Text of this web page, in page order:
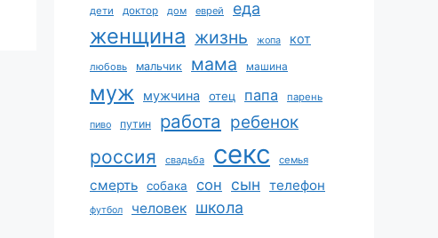
дети доктор дом еврей еда
женщина жизнь жопа кот
любовь мальчик мама машина
муж мужчина отец папа парень
пиво путин работа ребенок
россия свадьба секс семья
смерть собака сон сын телефон
футбол человек школа